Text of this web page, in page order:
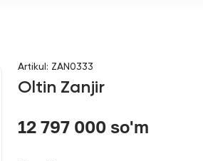
Artikul : ZAN0333
Oltin Zanjir
12 797 000 so'm